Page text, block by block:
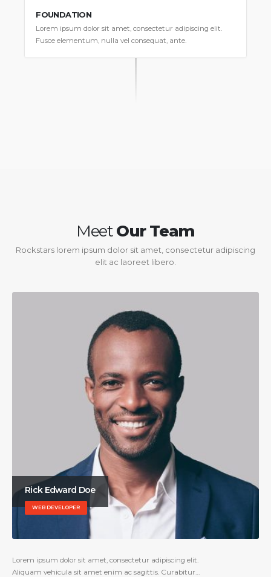
FOUNDATION
Lorem ipsum dolor sit amet, consectetur adipiscing elit.
Fusce elementum, nulla vel consequat, ante.
MeetOur Team
Rockstars lorem ipsum dolor sit amet, consectetur adipiscing
elit ac laoreet libero.
Rick Edward Doe
WEB DEVELOPER
Lorem ipsum dolor sit amet, consectetur adipiscing elit.
Aliquam vehicula sit amet enim ac sagittis. Curabitur…